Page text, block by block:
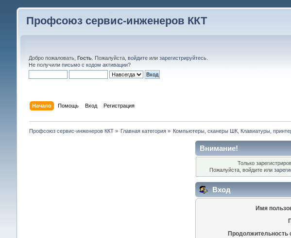
Профсоюз сервис-инженеров ККТ
Добро пожаловать, Гость. Пожалуйста, войдитеили зарегистрируйтесь.
Не получили письмо с кодом активации?
Начало Помощь Вход Регистрация
Профсоюз сервис-инженеров ККТ» Главная категория » Компьютеры, сканеры ШК, Клавиатуры,
Внимание!
Только
Пожалуйста, войдите или
Вход
Имя
Продолжительность